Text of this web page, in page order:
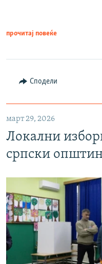
прочитај повеќе
Сподели
март 29, 2026
Локални
српски